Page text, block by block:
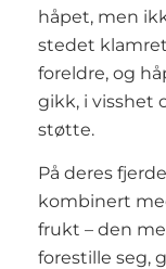
håpet, men
stedet
foreldre, og
gikk, i visshet
støtte.
På deres
kombinert
frukt – den
forestille seg,